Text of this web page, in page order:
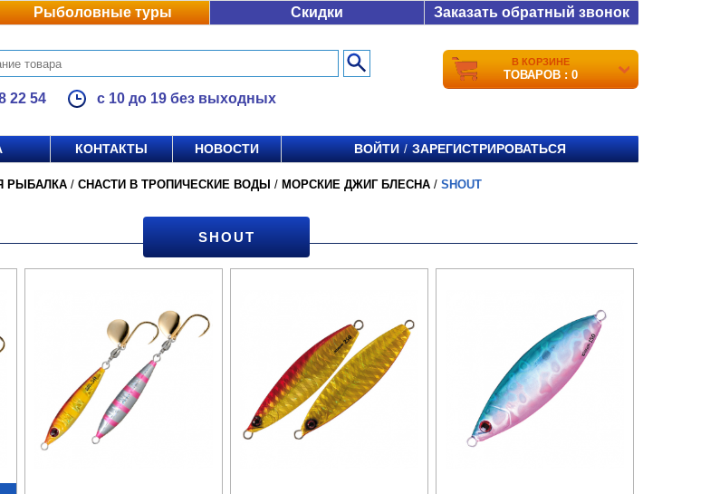
Рыболовные туры Скидки Заказать обратный звонок
22 54 с 10 до 19 без выходных
В КОРЗИНЕ
ТОВАРОВ : 0
КОНТАКТЫ НОВОСТИ ВОЙТИ / ЗАРЕГИСТРИРОВАТЬСЯ
РЫБАЛКА / СНАСТИ В ТРОПИЧЕСКИЕ ВОДЫ / МОРСКИЕ ДЖИГ БЛЕСНА / SHOUT
SHOUT